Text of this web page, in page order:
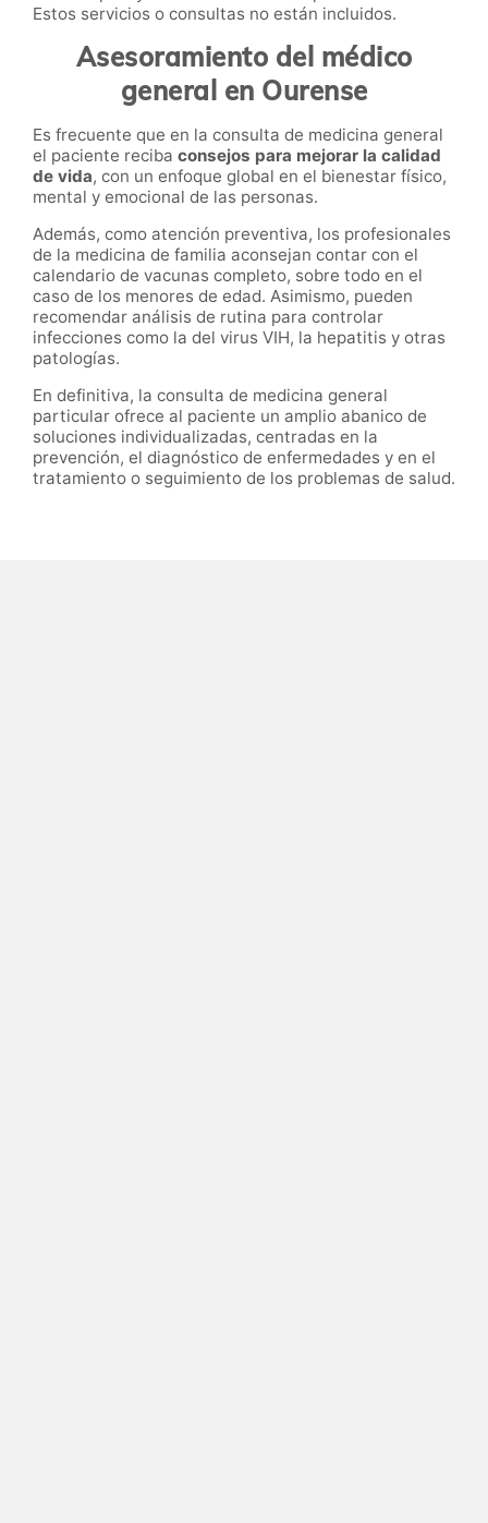
Estos servicios o consultas no están incluidos.
Asesoramiento del médico
general en Ourense
Es frecuente que en la consulta de medicina general
el paciente reciba consejos para mejorar la calidad
de vida, con un enfoque global en el bienestar físico,
mental y emocional de las personas.
Además, como atención preventiva, los profesionales
de la medicina de familia aconsejan contar con el
calendario de vacunas completo, sobre todo en el
caso de los menores de edad. Asimismo, pueden
recomendar análisis de rutina para controlar
infecciones como la del virus VIH, la hepatitis y otras
patologías.
En definitiva, la consulta de medicina general
particular ofrece al paciente un amplio abanico de
soluciones individualizadas, centradas en la
prevención, el diagnóstico de enfermedades y en el
tratamiento o seguimiento de los problemas de salud.